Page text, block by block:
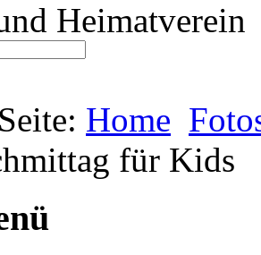
Heimatverein
Home
für Kids